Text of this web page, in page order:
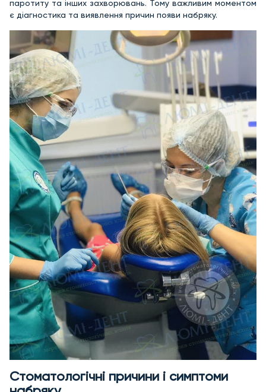
паротиту та інших захворювань. Тому важливим моментом
є діагностика та виявлення причин появи набряку.
Стоматологічні причини і симптоми